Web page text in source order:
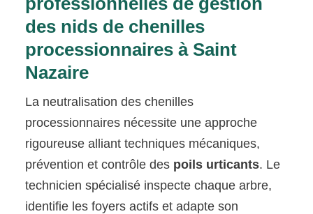
des nids de chenilles
processionnaires à Saint
Nazaire
La neutralisation des chenilles
processionnaires nécessite une approche
rigoureuse alliant techniques mécaniques,
prévention et contrôle des poils urticants. Le
technicien spécialisé inspecte chaque arbre,
identifie les foyers actifs et adapte son